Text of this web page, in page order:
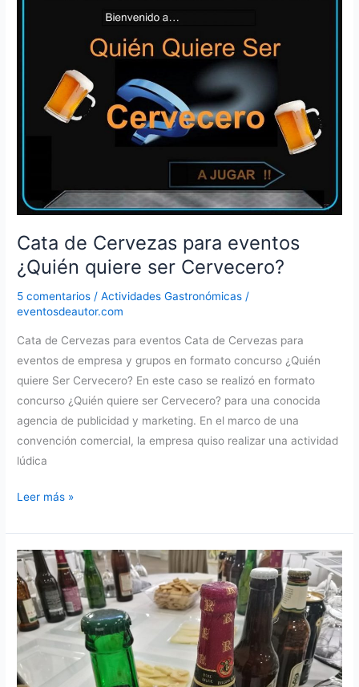
Cata de Cervezas para eventos
¿Quién quiere ser Cervecero?
5 comentarios /Actividades Gastronómicas /
eventosdeautor.com
Cata de Cervezas para eventos Cata de Cervezas para
eventos de empresa y grupos en formato concurso ¿Quién
quiere Ser Cervecero? En este caso se realizó en formato
concurso ¿Quién quiere ser Cervecero? para una conocida
agencia de publicidad y marketing. En el marco de una
convención comercial, la empresa quiso realizar una actividad
lúdica
Cata
Cervezas
para
eventos
¿Quién
quiere
ser
Cervecero?
Leer más »